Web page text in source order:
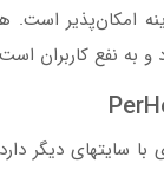
‌امکان‌پذیر است.
به نفع کاربران
سایتهای دیگر